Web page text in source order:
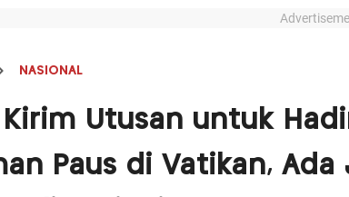
NASIONAL
Kirim Utusan untuk
Paus di Vatikan, Ada